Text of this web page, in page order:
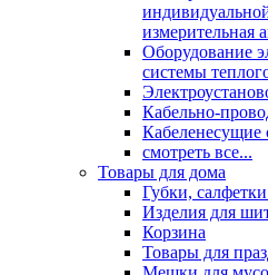
измерительная
Оборудование
системы
Кабельно-
смотреть все...
Товары для дома
Губки,
Изделия для
Корзина
Товары для